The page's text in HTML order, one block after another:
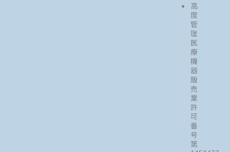
高
度
管
理
医
療
機
器
販
売
業
許
可
番
号
第